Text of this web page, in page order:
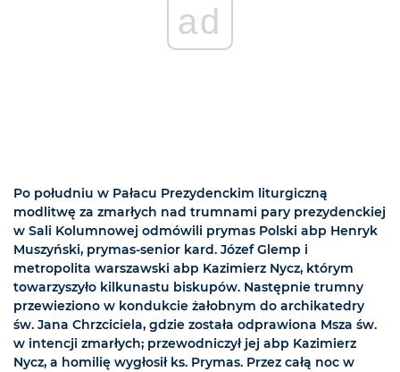
ad
Po południu w Pałacu Prezydenckim liturgiczną
modlitwę za zmarłych nad trumnami pary prezydenckiej
w Sali Kolumnowej odmówili prymas Polski abp Henryk
Muszyński, prymas-senior kard. Józef Glemp i
metropolita warszawski abp Kazimierz Nycz, którym
towarzyszyło kilkunastu biskupów. Następnie trumny
przewieziono w kondukcie żałobnym do archikatedry
św. Jana Chrzciciela, gdzie została odprawiona Msza św.
w intencji zmarłych; przewodniczył jej abp Kazimierz
Nycz, a homilię wygłosił ks. Prymas. Przez całą noc w